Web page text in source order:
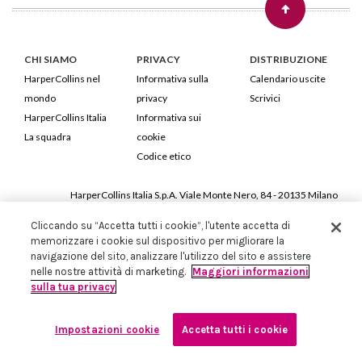
CHI SIAMO
HarperCollins nel
mondo
HarperCollins Italia
La squadra
PRIVACY
Informativa sulla
privacy
Informativa sui
cookie
Codice etico
DISTRIBUZIONE
Calendario uscite
Scrivici
HarperCollins Italia S.p.A. Viale Monte Nero, 84 - 20135 Milano
Iscritta in Milano al Registro delle imprese nr.198004 e REA nr.1051898
Cliccando su “Accetta tutti i cookie”, l'utente accetta di
memorizzare i cookie sul dispositivo per migliorare la
navigazione del sito, analizzare l'utilizzo del sito e assistere
nelle nostre attività di marketing. Maggiori informazioni
sulla tua privacy
Impostazioni cookie Accetta tutti i cookie